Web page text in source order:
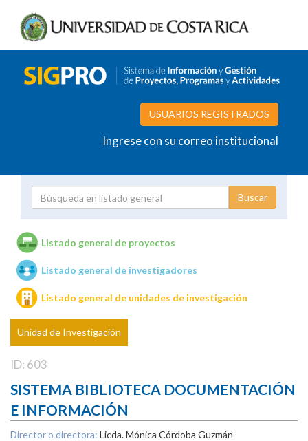
USUARIOS REGISTRADOS
Ingrese con su correo institucional
Unidades de investigación
Listado general de proyectos
Listado general de investigadores
Listado general de unidades de investigación
Unidad de Investigación
ID: 603
SISTEMA BIBLIOTECA DOCUMENTACIÓN
E INFORMACIÓN
Director o directora: Licda. Mónica Córdoba Guzmán